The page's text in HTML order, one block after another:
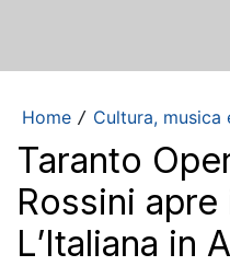
Home / Cultura, musica
Taranto
Rossini
L’Italiana in